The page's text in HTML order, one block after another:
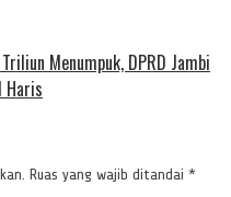
Menumpuk, DPRD Jambi
Haris
Ruas yang wajib ditandai *